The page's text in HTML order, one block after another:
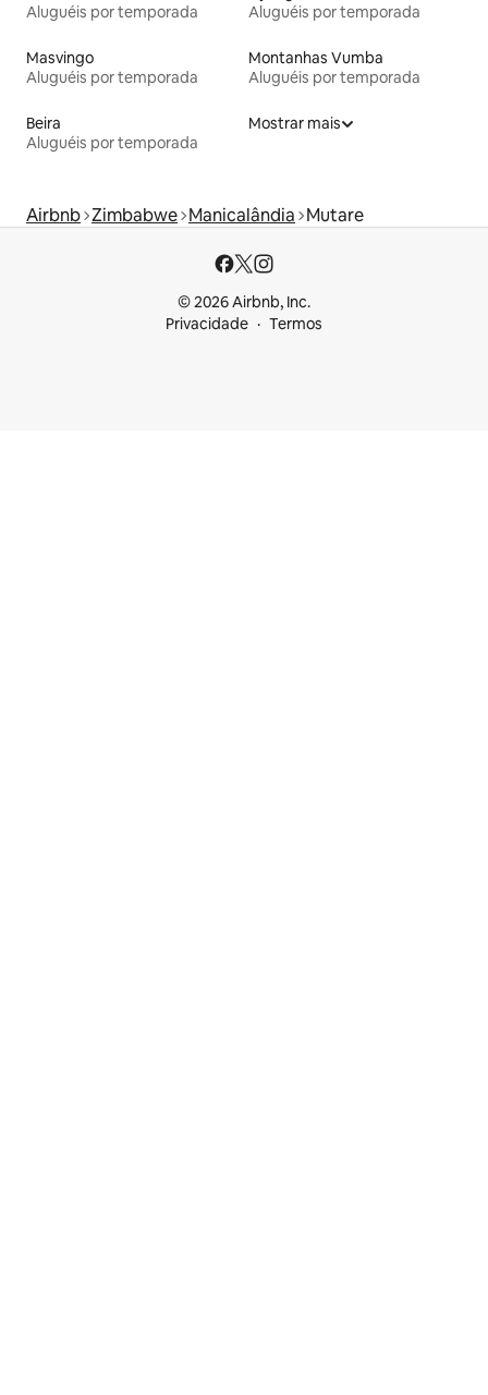
Aluguéis por temporada
Aluguéis por temporada
Masvingo
Aluguéis por temporada
Montanhas Vumba
Aluguéis por temporada
Beira
Aluguéis por temporada
Mostrar mais
Airbnb Zimbabwe Manicalândia Mutare
© 2026 Airbnb, Inc.
Privacidade
Termos